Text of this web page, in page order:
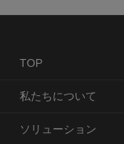
TOP
私たちについて
ソリューション